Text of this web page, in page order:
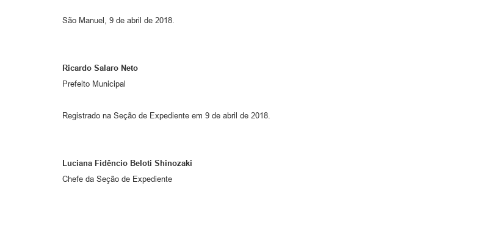
São Manuel, 9 de abril de 2018.
Ricardo Salaro Neto
Prefeito Municipal
Registrado na Seção de Expediente em 9 de abril de 2018.
Luciana Fidêncio Beloti Shinozaki
Chefe da Seção de Expediente